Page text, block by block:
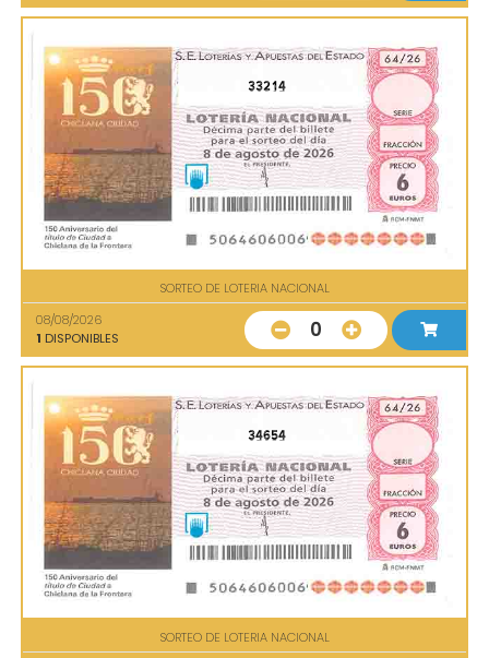
33214
SORTEO DE LOTERIA NACIONAL
08/08/2026
1 DISPONIBLES 0
34654
SORTEO DE LOTERIA NACIONAL